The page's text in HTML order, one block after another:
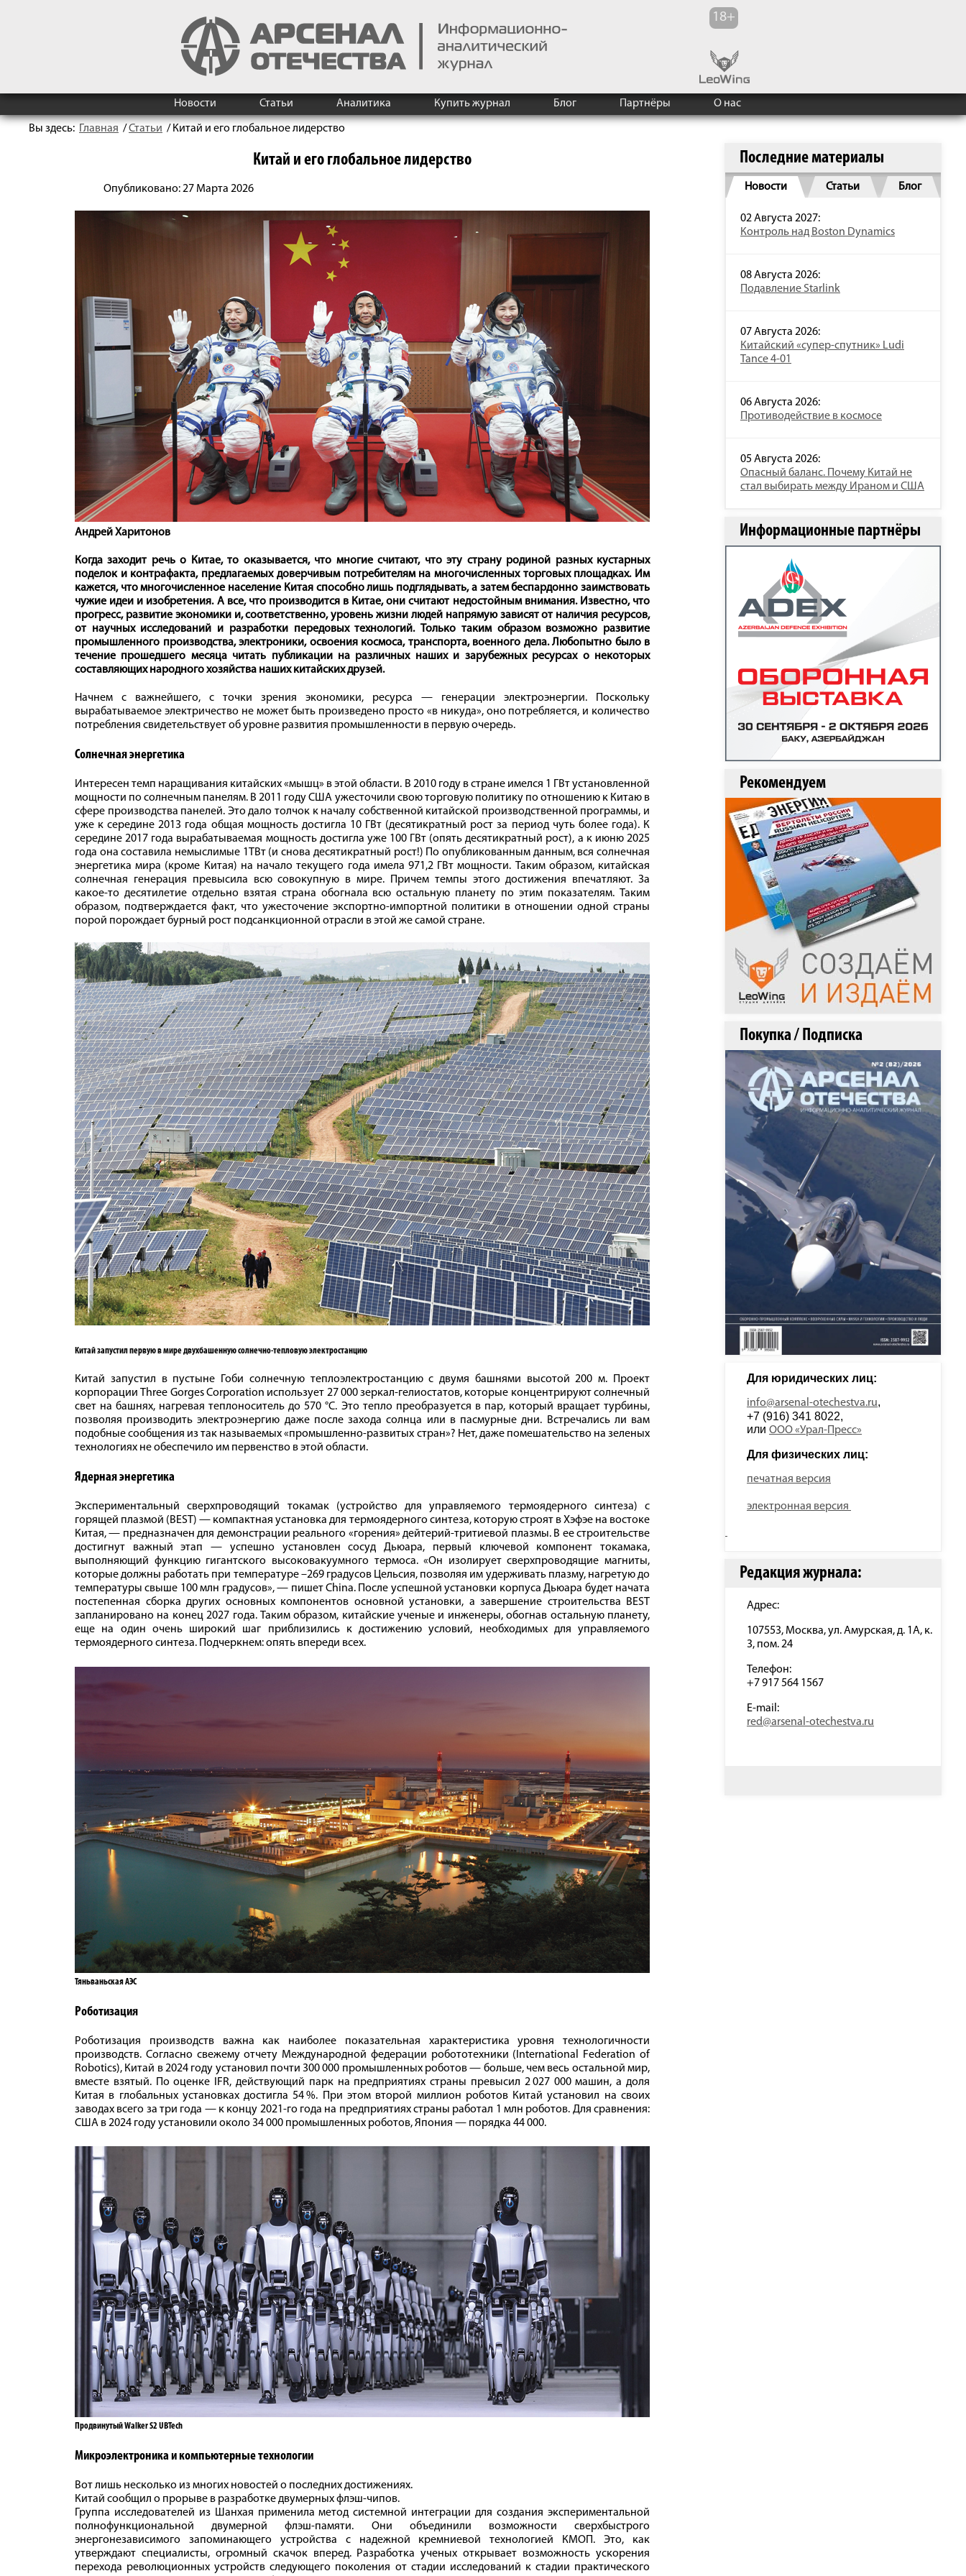
Новости Статьи Аналитика Купить журнал Блог Партнёры О нас
Вы здесь: Главная /Статьи / Китай и его глобальное лидерство
Китай и его глобальное лидерство
Опубликовано: 27 Марта 2026
Андрей Харитонов
Когда заходит речь о Китае, то оказывается, что многие считают, что эту страну родиной разных кустарных
поделок и контрафакта, предлагаемых доверчивым потребителям на многочисленных торговых площадках. Им
кажется, что многочисленное население Китая способно лишь подглядывать, а затем беспардонно заимствовать
чужие идеи и изобретения. А все, что производится в Китае, они считают недостойным внимания. Известно, что
прогресс, развитие экономики и, соответственно, уровень жизни людей напрямую зависят от наличия ресурсов,
от научных исследований и разработки передовых технологий. Только таким образом возможно развитие
промышленного производства, электроники, освоения космоса, транспорта, военного дела. Любопытно было в
течение прошедшего месяца читать публикации на различных наших и зарубежных ресурсах о некоторых
составляющих народного хозяйства наших китайских друзей.
Начнем с важнейшего, с точки зрения экономики, ресурса — генерации электроэнергии. Поскольку
вырабатываемое электричество не может быть произведено просто «в никуда», оно потребляется, и количество
потребления свидетельствует об уровне развития промышленности в первую очередь.
Солнечная энергетика
Интересен темп наращивания китайских «мышц» в этой области. В 2010 году в стране имелся 1 ГВт установленной
мощности по солнечным панелям. В 2011 году США ужесточили свою торговую политику по отношению к Китаю в
сфере производства панелей. Это дало толчок к началу собственной китайской производственной программы, и
уже к середине 2013 года общая мощность достигла 10 ГВт (десятикратный рост за период чуть более года). К
середине 2017 года вырабатываемая мощность достигла уже 100 ГВт (опять десятикратный рост), а к июню 2025
года она составила немыслимые 1ТВт (и снова десятикратный рост!) По опубликованным данным, вся солнечная
энергетика мира (кроме Китая) на начало текущего года имела 971,2 ГВт мощности. Таким образом, китайская
солнечная генерация превысила всю совокупную в мире. Причем темпы этого достижения впечатляют. За
какое‑то десятилетие отдельно взятая страна обогнала всю остальную планету по этим показателям. Таким
образом, подтверждается факт, что ужесточение экспортно-­импортной политики в отношении одной страны
порой порождает бурный рост подсанкционной отрасли в этой же самой стране.
Китай запустил первую в мире двухбашенную солнечно-­тепловую электростанцию
Китай запустил в пустыне Гоби солнечную теплоэлектростанцию с двумя башнями высотой 200 м. Проект
корпорации Three Gorges Corporation использует 27 000 зеркал-­гелиостатов, которые концентрируют солнечный
свет на башнях, нагревая теплоноситель до 570 °C. Это тепло преобразуется в пар, который вращает турбины,
позволяя производить электроэнергию даже после захода солнца или в пасмурные дни. Встречались ли вам
подобные сообщения из так называемых «промышленно-­развитых стран»? Нет, даже помешательство на зеленых
технологиях не обеспечило им первенство в этой области.
Ядерная энергетика
Экспериментальный сверхпроводящий токамак (устройство для управляемого термоядерного синтеза) с
горящей плазмой (BEST) — компактная установка для термоядерного синтеза, которую строят в Хэфэе на востоке
Китая, — предназначен для демонстрации реального «горения» дейтерий-­тритиевой плазмы. В ее строительстве
достигнут важный этап — успешно установлен сосуд Дьюара, первый ключевой компонент токамака,
выполняющий функцию гигантского высоковакуумного термоса. «Он изолирует сверхпроводящие магниты,
которые должны работать при температуре –269 градусов Цельсия, позволяя им удерживать плазму, нагретую до
температуры свыше 100 млн градусов», — пишет China. После успешной установки корпуса Дьюара будет начата
постепенная сборка других основных компонентов основной установки, а завершение строительства BEST
запланировано на конец 2027 года. Таким образом, китайские ученые и инженеры, обогнав остальную планету,
еще на один очень широкий шаг приблизились к достижению условий, необходимых для управляемого
термоядерного синтеза. Подчеркнем: опять впереди всех.
Тяньваньская АЭС
Роботизация
Роботизация производств важна как наиболее показательная характеристика уровня технологичности
производств. Согласно свежему отчету Международной федерации робототехники (International Federation of
Robotics), Китай в 2024 году установил почти 300 000 промышленных роботов — больше, чем весь остальной мир,
вместе взятый. По оценке IFR, действующий парк на предприятиях страны превысил 2 027 000 машин, а доля
Китая в глобальных установках достигла 54 %. При этом второй миллион роботов Китай установил на своих
заводах всего за три года — к концу 2021‑го года на предприятиях страны работал 1 млн роботов. Для сравнения:
США в 2024 году установили около 34 000 промышленных роботов, Япония — порядка 44 000.
Продвинутый Walker S2 UBTech
Микроэлектроника и компьютерные технологии
Вот лишь несколько из многих новостей о последних достижениях.
Китай сообщил о прорыве в разработке двумерных флэш-чипов.
Группа исследователей из Шанхая применила метод системной интеграции для создания экспериментальной
полнофункциональной двумерной флэш-памяти. Они объединили возможности сверхбыстрого
энергонезависимого запоминающего устройства с надежной кремниевой технологией КМОП. Это, как
утверждают специалисты, огромный скачок вперед. Разработка ученых открывает возможность ускорения
перехода революционных устройств следующего поколения от стадии исследований к стадии практического
Последние материалы
Новости Статьи Блог
02 Августа 2027:
Контроль над Boston Dynamics
08 Августа 2026:
Подавление Starlink
07 Августа 2026:
Китайский «супер-спутник» Ludi
Tance 4-01
06 Августа 2026:
Противодействие в космосе
05 Августа 2026:
Опасный баланс. Почему Китай не
стал выбирать между Ираном и США
Информационные партнёры
Рекомендуем
Покупка / Подписка
Для юридических лиц:
info@arsenal-otechestva.ru,
+7 (916) 341 8022,
или ООО «Урал-Пресс»
Для физических лиц:
печатная версия
электронная версия
Редакция журнала:
Адрес:
107553, Москва, ул. Амурская, д. 1А, к.
3, пом. 24
Телефон:
+7 917 564 1567
E-mail:
red@arsenal-otechestva.ru